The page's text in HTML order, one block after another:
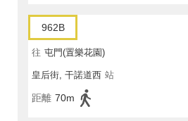
962B
往 屯門(置樂花園)
皇后街, 干諾道西 站
距離 70m